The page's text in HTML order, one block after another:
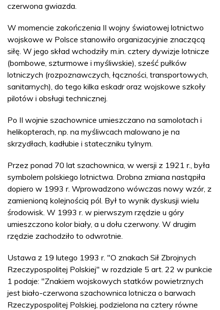
czerwona gwiazda.
W momencie zakończenia II wojny światowej lotnictwo
wojskowe w Polsce stanowiło organizacyjnie znaczącą
siłę. W jego skład wchodziły m.in. cztery dywizje lotnicze
(bombowe, szturmowe i myśliwskie), sześć pułków
lotniczych (rozpoznawczych, łączności, transportowych,
sanitarnych), do tego kilka eskadr oraz wojskowe szkoły
pilotów i obsługi technicznej.
Po II wojnie szachownice umieszczano na samolotach i
helikopterach, np. na myśliwcach malowano je na
skrzydłach, kadłubie i stateczniku tylnym.
Przez ponad 70 lat szachownica, w wersji z 1921 r., była
symbolem polskiego lotnictwa. Drobna zmiana nastąpiła
dopiero w 1993 r. Wprowadzono wówczas nowy wzór, z
zamienioną kolejnością pól. Był to wynik dyskusji wielu
środowisk. W 1993 r. w pierwszym rzędzie u góry
umieszczono kolor biały, a u dołu czerwony. W drugim
rzędzie zachodziło to odwrotnie.
Ustawa z 19 lutego 1993 r. "O znakach Sił Zbrojnych
Rzeczypospolitej Polskiej" w rozdziale 5 art. 22 w punkcie
1 podaje: "Znakiem wojskowych statków powietrznych
jest biało-czerwona szachownica lotnicza o barwach
Rzeczypospolitej Polskiej, podzielona na cztery równe